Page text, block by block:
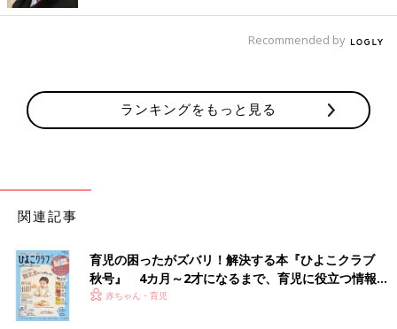
Recommended by
ランキングをもっと見る
関連記事
育児の困ったがズバリ！解決する本『ひよこクラブ
秋号』 4カ月～2才になるまで、育児に役立つ情報が
いっぱい！
赤ちゃん・育児